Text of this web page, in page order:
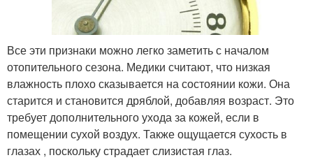
Все эти признаки можно легко заметить с началом
отопительного сезона. Медики считают, что низкая
влажность плохо сказывается на состоянии кожи. Она
старится и становится дряблой, добавляя возраст. Это
требует дополнительного ухода за кожей, если в
помещении сухой воздух. Также ощущается сухость в
глазах , поскольку страдает слизистая глаз.